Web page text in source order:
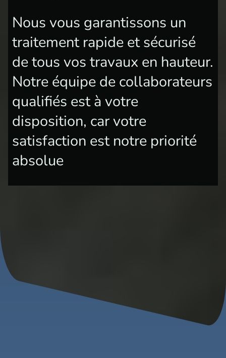
Nous vous garantissons un
traitement rapide et sécurisé
de tous vos travaux en hauteur.
Notre équipe de collaborateurs
qualifiés est à votre
disposition, car votre
satisfaction est notre priorité
absolue